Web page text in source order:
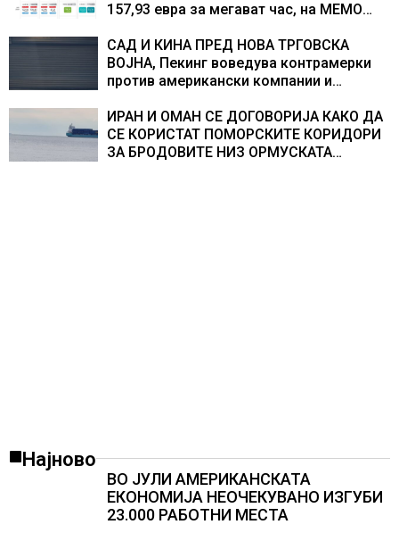
157,93 евра за мегават час, на МЕМО
САД И КИНА ПРЕД НОВА ТРГОВСКА
ВОЈНА, Пекинг воведува контрамерки
против американски компании и
ИРАН И ОМАН СЕ ДОГОВОРИЈА КАКО ДА
СЕ КОРИСТАТ ПОМОРСКИТЕ КОРИДОРИ
ЗА БРОДОВИТЕ НИЗ ОРМУСКАТА
Најново
ВО ЈУЛИ АМЕРИКАНСКАТА
ЕКОНОМИЈА НЕОЧЕКУВАНО ИЗГУБИ
23.000 РАБОТНИ МЕСТА